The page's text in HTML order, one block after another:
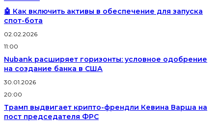
🤖 Как включить активы в обеспечение для запуска
спот-бота
02.02.2026
11:00
Nubank расширяет горизонты: условное одобрение
на создание банка в США
30.01.2026
20:00
Трамп выдвигает крипто-френдли Кевина Варша на
пост председателя ФРС